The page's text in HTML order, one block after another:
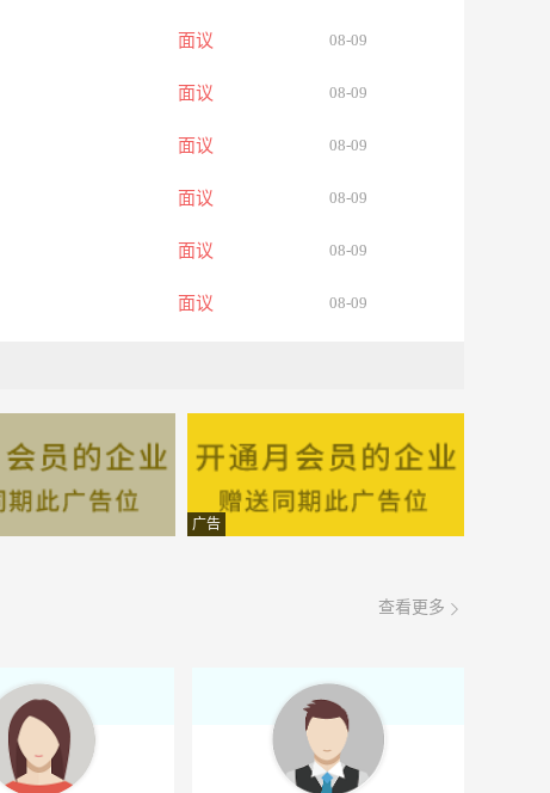
面议 08-09
面议 08-09
面议 08-09
面议 08-09
面议 08-09
面议 08-09
面议 08-09
面议 08-09
08-09
08-09
广告
查看更多